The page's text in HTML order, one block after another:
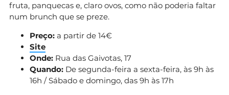
fruta, panquecas e, claro ovos, como não poderia faltar
num brunch que se preze.
Preço: a partir de 14€
Site
Onde: Rua das Gaivotas, 17
Quando: De segunda-feira a sexta-feira, às 9h às
16h / Sábado e domingo, das 9h às 17h